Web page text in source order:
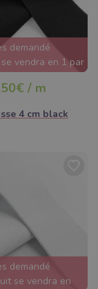
demandé
vendra en 1 par
/ m
4 cm black
demandé
se vendra en